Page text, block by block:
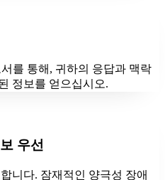
를 통해, 귀하의 응답과 맥락
정보를 얻으십시오.
우선
니다. 잠재적인 양극성 장애